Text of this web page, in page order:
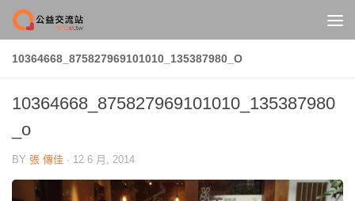
Skip to content
10364668_875827969101010_135387980_O
10364668_875827969101010_135387980
_o
BY 張 傳佳 · 12 6 月, 2014